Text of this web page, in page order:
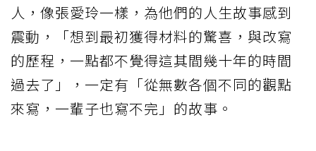
人，像張愛玲一樣，為他們的人生故事感到
震動，「想到最初獲得材料的驚喜，與改寫
的歷程，一點都不覺得這其間幾十年的時間
過去了」，一定有「從無數各個不同的觀點
來寫，一輩子也寫不完」的故事。